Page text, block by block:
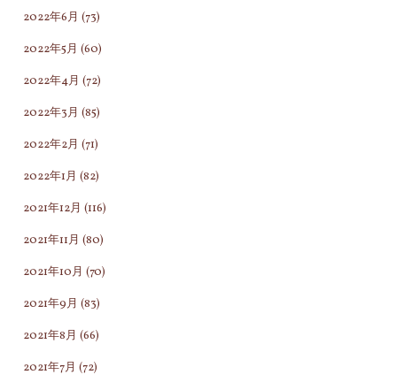
2022年6月 (73)
2022年5月 (60)
2022年4月 (72)
2022年3月 (85)
2022年2月 (71)
2022年1月 (82)
2021年12月 (116)
2021年11月 (80)
2021年10月 (70)
2021年9月 (83)
2021年8月 (66)
2021年7月 (72)